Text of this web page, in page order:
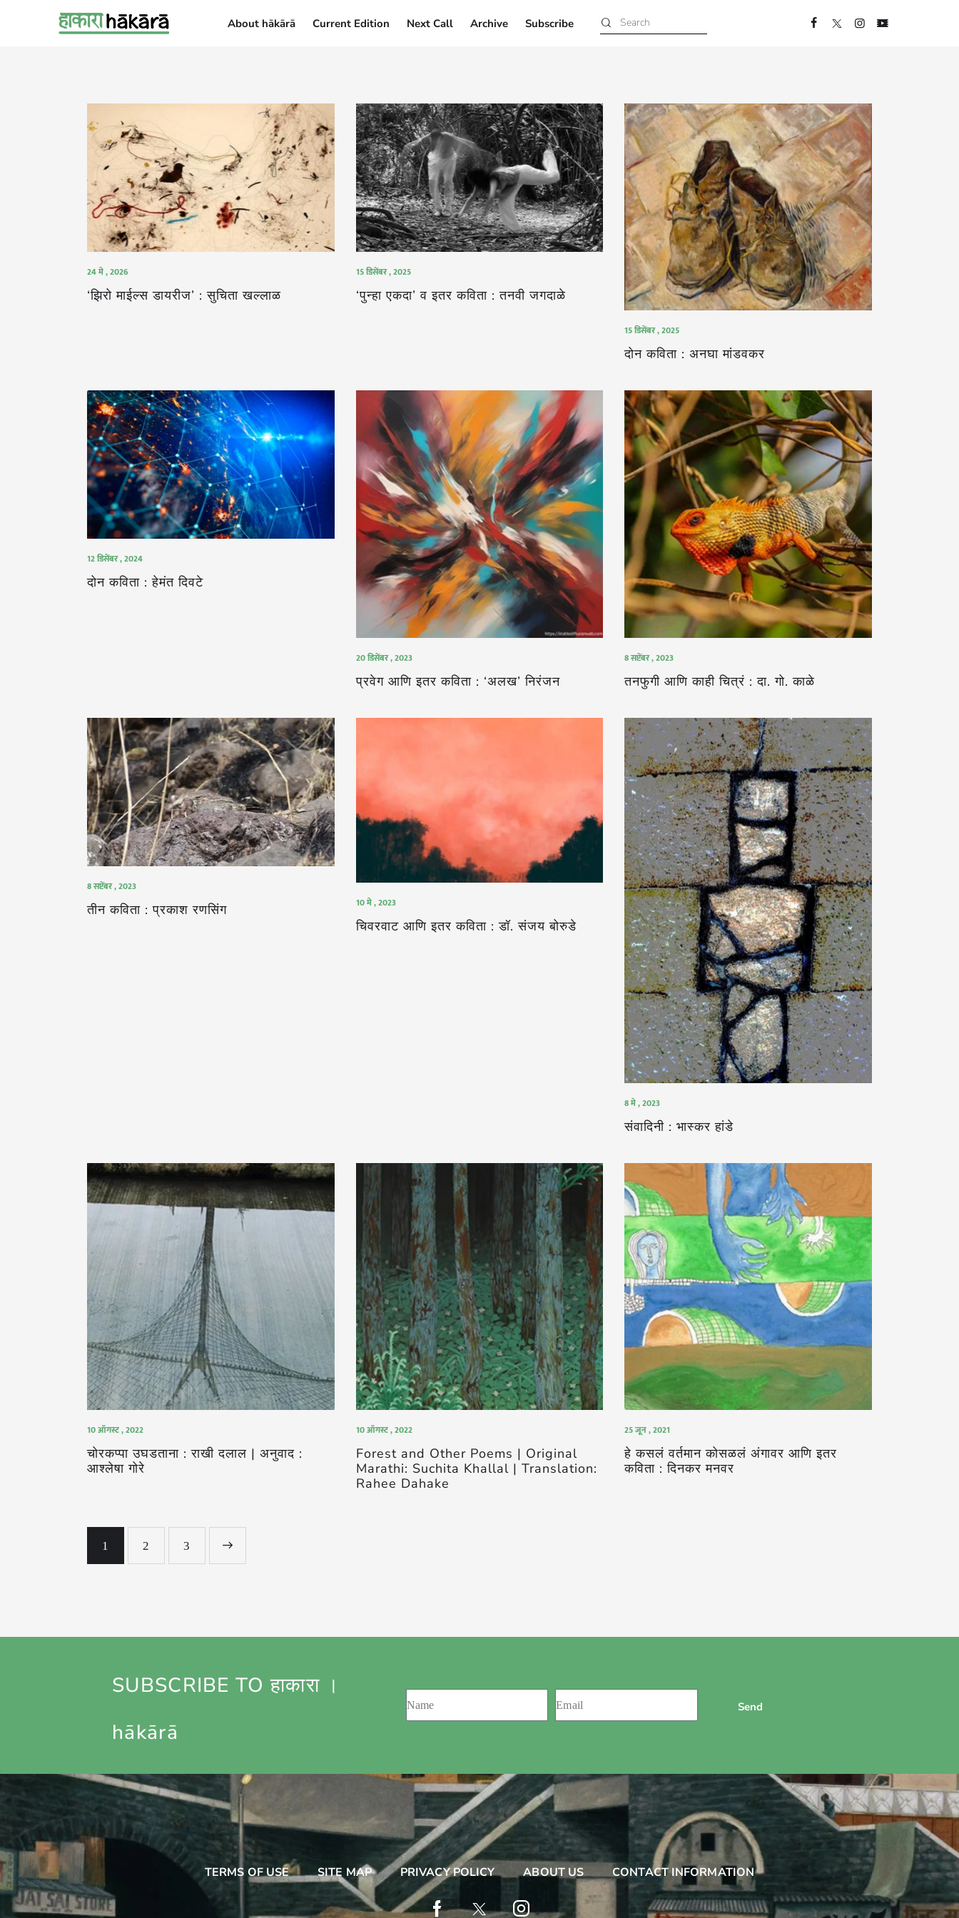
About hākārā Current Edition Next Call Archive Subscribe
24 मे , 2026
‘झिरो माईल्स डायरीज’ : सुचिता खल्लाळ
15 डिसेंबर , 2025
‘पुन्हा एकदा’ व इतर कविता : तनवी जगदाळे
15 डिसेंबर , 2025
दोन कविता : अनघा मांडवकर
12 डिसेंबर , 2024
दोन कविता : हेमंत दिवटे
20 डिसेंबर , 2023
प्रवेग आणि इतर कविता : ‘अलख’ निरंजन
8 सप्टेंबर , 2023
तनफुगी आणि काही चित्रं : दा. गो. काळे
8 सप्टेंबर , 2023
तीन कविता : प्रकाश रणसिंग 10 मे , 2023
चिवरवाट आणि इतर कविता : डॉ. संजय बोरुडे
8 मे , 2023
संवादिनी : भास्कर हांडे
10 ऑगस्ट , 2022
चोरकप्पा उघडताना : राखी दलाल | अनुवाद :
आश्लेषा गोरे
10 ऑगस्ट , 2022
Forest and Other Poems | Original
Marathi: Suchita Khallal | Translation:
Rahee Dahake
25 जून , 2021
हे कसलं वर्तमान कोसळलं अंगावर आणि इतर
कविता : दिनकर मनवर
1 2 3
SUBSCRIBE TO हाकारा ।
hākārā
Send
TERMS OF USE SITE MAP PRIVACY POLICY ABOUT US CONTACT INFORMATION